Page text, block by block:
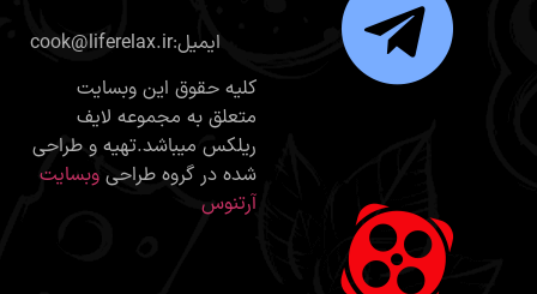
cook@liferelax.ir:ایمیل
کلیه حقوق این وبسایت
متعلق به مجموعه لایف
ریلکس میباشد.تهیه و طراحی
شده در گروه طراحی وبسایت
آرتنوس